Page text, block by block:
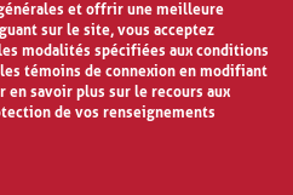
et offrir une meilleure
sur le site, vous acceptez
modalités spécifiées aux conditions
témoins de connexion en modifiant
en savoir plus sur le recours aux
de vos renseignements